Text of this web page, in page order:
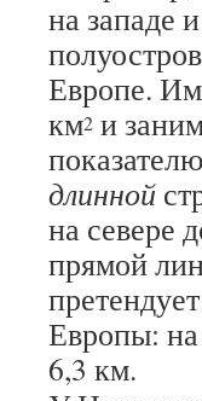
на западе
Европе.
км2 и
длинной
на севере
прямой
Европы:
6,3 км.